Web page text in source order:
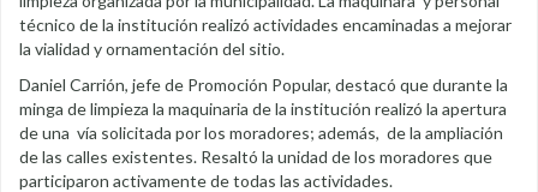
técnico de la institución realizó actividades encaminadas a mejorar
la vialidad y ornamentación del sitio.
Daniel Carrión, jefe de Promoción Popular, destacó que durante la
minga de limpieza la maquinaria de la institución realizó la apertura
de una vía solicitada por los moradores; además, de la ampliación
de las calles existentes. Resaltó la unidad de los moradores que
participaron activamente de todas las actividades.